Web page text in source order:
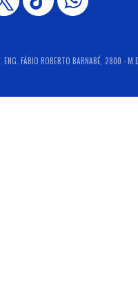
ENG. FÁBIO ROBERTO BARNABÉ, 2800 -